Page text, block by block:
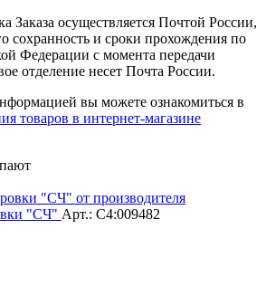
Заказа осуществляется Почтой России,
сохранность и сроки прохождения по
Федерации с момента передачи
отделение несет Почта России.
вы можете ознакомиться в
товаров в интернет-магазине
"CЧ" Арт.: С4:009482